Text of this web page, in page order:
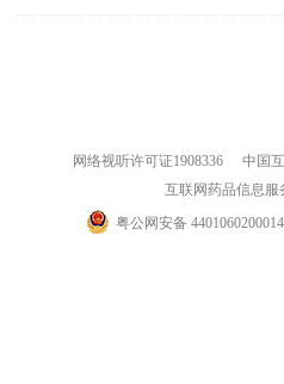
网络视听许可证1908336
中国
互联网药品信息服
粤公网安备